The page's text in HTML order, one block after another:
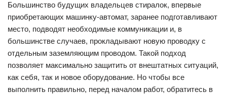
Большинство будущих владельцев стиралок, впервые
приобретающих машинку-автомат, заранее подготавливают
место, подводят необходимые коммуникации и, в
большинстве случаев, прокладывают новую проводку с
отдельным заземляющим проводом. Такой подход
позволяет максимально защитить от внештатных ситуаций,
как себя, так и новое оборудование. Но чтобы все
выполнить правильно, перед началом работ, обратитесь в